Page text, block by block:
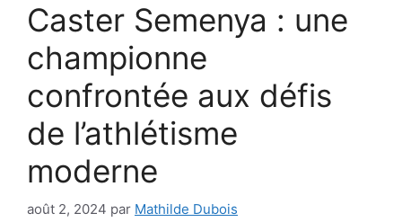
Caster Semenya : une
championne
confrontée aux défis
de l’athlétisme
moderne
août 2, 2024 par Mathilde Dubois